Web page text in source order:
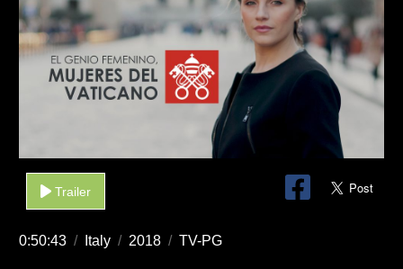
Trailer
0:50:43 / Italy / 2018 / TV-PG